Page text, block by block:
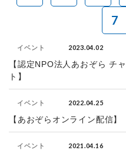
7
イベント 2023.04.02
【認定NPO法人あおぞら チ
ト】
イベント 2022.04.25
【あおぞらオンライン配信】
イベント 2021.04.16